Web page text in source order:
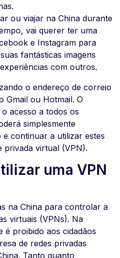
ou viajar na China durante
vai querer ter uma
e Instagram para
fantásticas imagens
com outros.
o endereço de correio
Gmail ou Hotmail. O
acesso a todos os
simplesmente
continuar a utilizar estes
privada virtual (VPN).
uma VPN
na China para controlar a
virtuais (VPNs). Na
é proibido aos cidadãos
de redes privadas
Tanto quanto